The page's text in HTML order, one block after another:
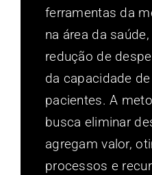
ferramentas da
na área da
redução de
da capacidade
pacientes. A
busca eliminar
agregam valor,
processos e